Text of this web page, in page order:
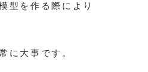
型を作る際により
に大事です。